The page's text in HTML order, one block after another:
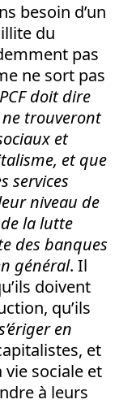
besoin d’un
du
pas
ne sort pas
doit dire
trouveront
et
et que
services
niveau de
la lutte
des banques
général. Il
doivent
qu’ils
en
et
sociale et
à leurs